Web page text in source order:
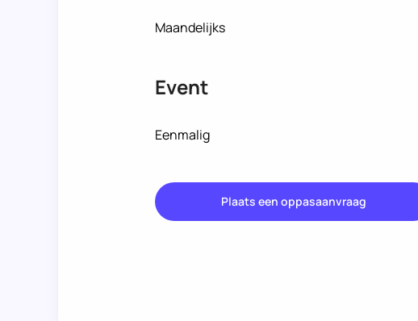
Maandelijks
Event
Eenmalig
Plaats een oppasaanvraag